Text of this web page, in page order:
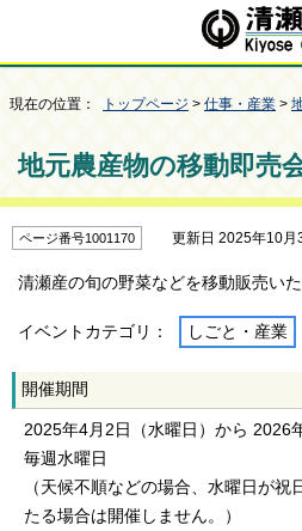
現在の位置： トップページ > 仕事・産業 >
地元農産物の移動即売
ページ番号1001170 更新日 2025年10月
清瀬産の旬の野菜などを移動販売いた
イベントカテゴリ： しごと・産業
開催期間
2025年4月2日（水曜日）から 2026
毎週水曜日
（天候不順などの場合、水曜日が
たる場合は開催しません。）